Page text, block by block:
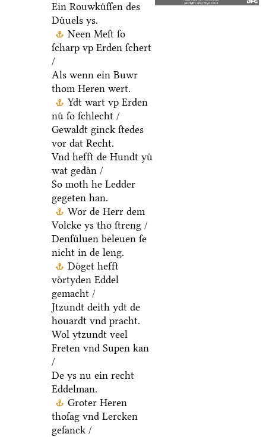
Ein Rouwkuͤſſen des
Duͤuels ys.
Neen Meſt ſo
ſcharp vp Erden ſchert
/
Als wenn ein Buwr
thom Heren wert.
Ydt wart vp Erden
nuͤ ſo ſchlecht /
Gewaldt ginck ſtedes
vor dat Recht.
Vnd hefft de Hundt yuͤ
wat gedaͤn /
So moth he Ledder
gegeten han.
Wor de Herr dem
Volcke ys tho ſtreng /
Denſuͤluen beleuen ſe
nicht in de leng.
Doͤget hefft
voͤrtyden Eddel
gemacht /
Jtzundt deith ydt de
houardt vnd pracht.
Wol ytzundt veel
Freten vnd Supen kan
/
De ys nu ein recht
Eddelman.
Groter Heren
thoſag vnd Lercken
geſanck /